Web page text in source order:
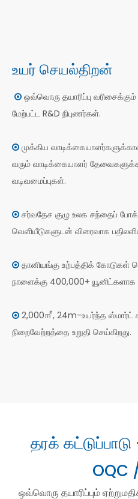
உயர் செயல்திறன்
 ஒவ்வொரு தயாரிப்பு
மேற்பட்ட R&D நிபுணர்கள்.
 முக்கிய
வரும் வாடிக்கையாளர்
வடிவமைப்புகள்.
 சர்வதேச குழு உலக சந்தைப்
வெளியீடுகளுடன் விரைவாக
 தானியங்கு உற்பத்திக் கோடுகள்
நாளைக்கு 400,000+ யூனிட்களாக
 2,000㎡, 24m-உயர்ந்த ஸ்மார்ட்
நிறைவேற்றத்தை உறுதி செய்கிறது.
தரக்
OQC
ஒவ்வொரு தயாரிப்பும்